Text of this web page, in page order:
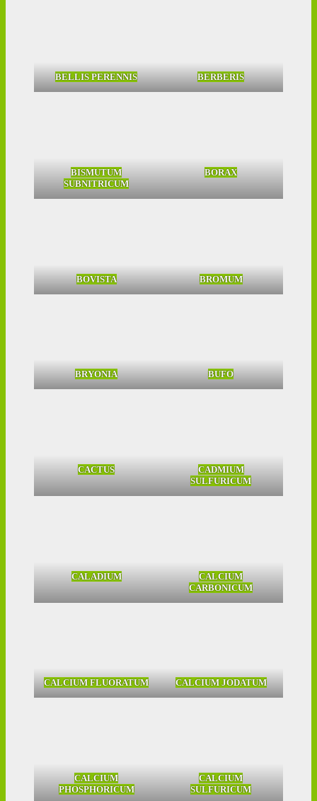
BELLIS PERENNIS BERBERIS
BISMUTUM
SUBNITRICUM
BORAX
BOVISTA BROMUM
BRYONIA BUFO
CACTUS
CADMIUM
SULFURICUM
CALADIUM
CALCIUM
CARBONICUM
CALCIUM FLUORATUM CALCIUM JODATUM
CALCIUM
PHOSPHORICUM
CALCIUM
SULFURICUM